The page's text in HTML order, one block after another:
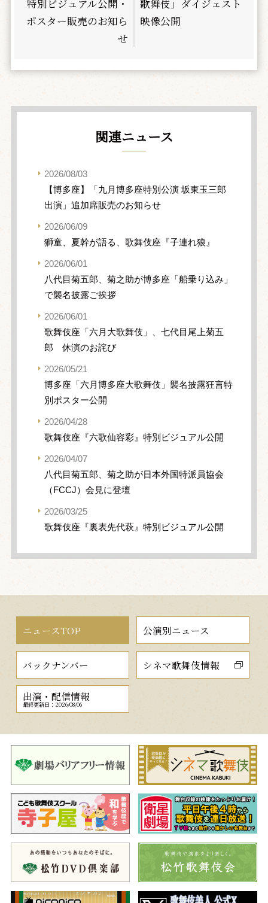
特別ビジュアル公開・
ポスター販売のお知ら
せ
歌舞伎」ダイジェスト
映像公開
関連ニュース
2026/08/03
【博多座】「九月博多座特別公演 坂東玉三郎
出演」追加席販売のお知らせ
2026/06/09
獅童、夏幹が語る、歌舞伎座『子連れ狼』
2026/06/01
八代目菊五郎、菊之助が博多座「船乗り込み」
で襲名披露ご挨拶
2026/06/01
歌舞伎座「六月大歌舞伎」、七代目尾上菊五
郎 休演のお詫び
2026/05/21
博多座「六月博多座大歌舞伎」襲名披露狂言特
別ポスター公開
2026/04/28
歌舞伎座『六歌仙容彩』特別ビジュアル公開
2026/04/07
八代目菊五郎、菊之助が日本外国特派員協会
（FCCJ）会見に登壇
2026/03/25
歌舞伎座『裏表先代萩』特別ビジュアル公開
ニュースTOP 公演別ニュース
バックナンバー シネマ歌舞伎情報
出演・配信情報
最終更新日：2026/08/06